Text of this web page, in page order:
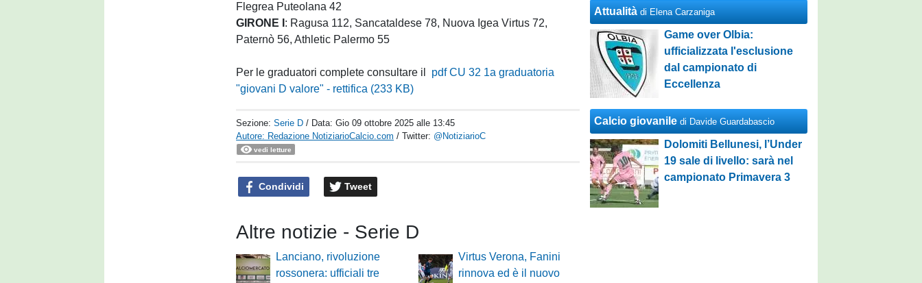
Flegrea Puteolana 42
GIRONE I : Ragusa 112, Sancataldese 78, Nuova Igea Virtus 72,
Paternò 56, Athletic Palermo 55
Per le graduatori complete consultare il pdf CU 32 1a graduatoria
"giovani D valore" - rettifica (233 KB)
Sezione:Serie D / Data:Gio 09 ottobre 2025 alle 13:45
Autore: Redazione NotiziarioCalcio.com / Twitter: @NotiziarioC
vedi letture
Condividi Tweet
Altre notizie - Serie D
Lanciano, rivoluzione
rossonera: ufficiali tre
Virtus Verona, Fanini
rinnova ed è il nuovo
Attualità di Elena Carzaniga
Game over Olbia:
ufficializzata l'esclusione
dal campionato di
Eccellenza
Calcio giovanile di Davide Guardabascio
Dolomiti Bellunesi, l’Under
19 sale di livello: sarà nel
campionato Primavera 3